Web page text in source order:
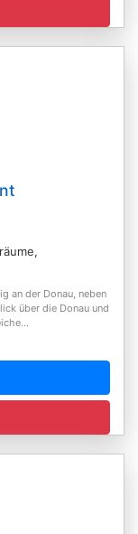
an der Donau, neben
über die Donau und